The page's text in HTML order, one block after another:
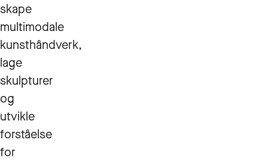
skape
multimodale
kunsthåndverk,
lage
skulpturer
og
utvikle
forståelse
for